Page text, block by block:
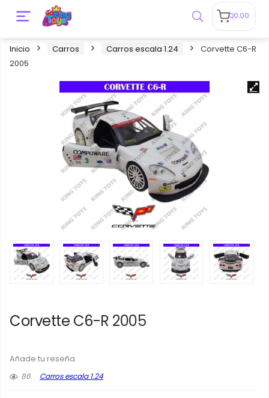
Q0.00
Inicio Carros Carros escala 1.24
Corvette C6-R
2005
Corvette C6-R 2005
Añade tu reseña
86
Carros escala 1.24